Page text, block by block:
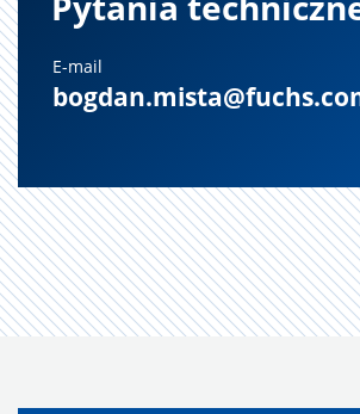
E-mail